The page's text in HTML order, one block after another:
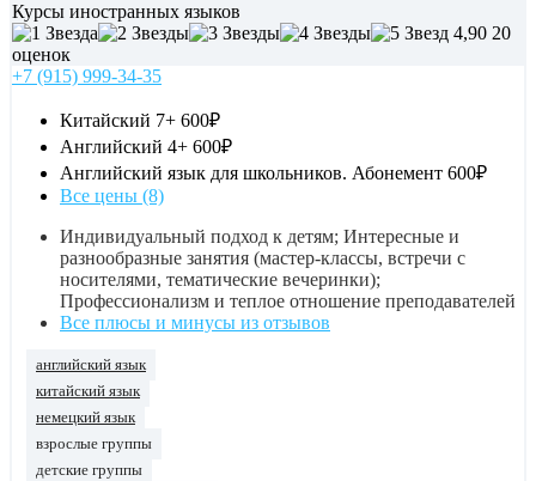
Курсы иностранных языков
4,90 20
оценок
+7 (915) 999-34-35
Китайский 7+ 600₽
Английский 4+ 600₽
Английский язык для школьников. Абонемент 600₽
Все цены (8)
Индивидуальный подход к детям; Интересные и
разнообразные занятия (мастер-классы, встречи с
носителями, тематические вечеринки);
Профессионализм и теплое отношение преподавателей
Все плюсы и минусы из отзывов
английский язык
китайский язык
немецкий язык
взрослые группы
детские группы